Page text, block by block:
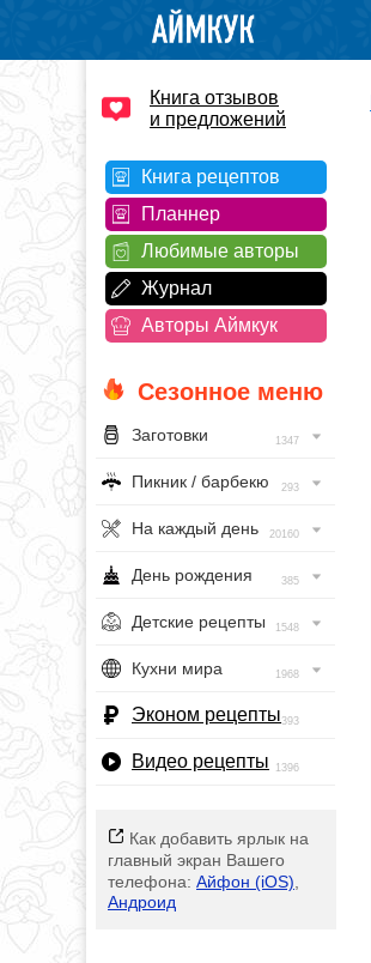
Книга отзывов
и предложений
Книга рецептов
Планнер
Любимые авторы
Журнал
Авторы Аймкук
Сезонное меню
Заготовки 1347
Пикник / барбекю 293
На каждый день 20160
День рождения 385
Детские рецепты 1548
Кухни мира 1968
Эконом рецепты393
Видео рецепты 1396
Как добавить ярлык на
главный экран Вашего
телефона: Айфон (iOS)
Андроид